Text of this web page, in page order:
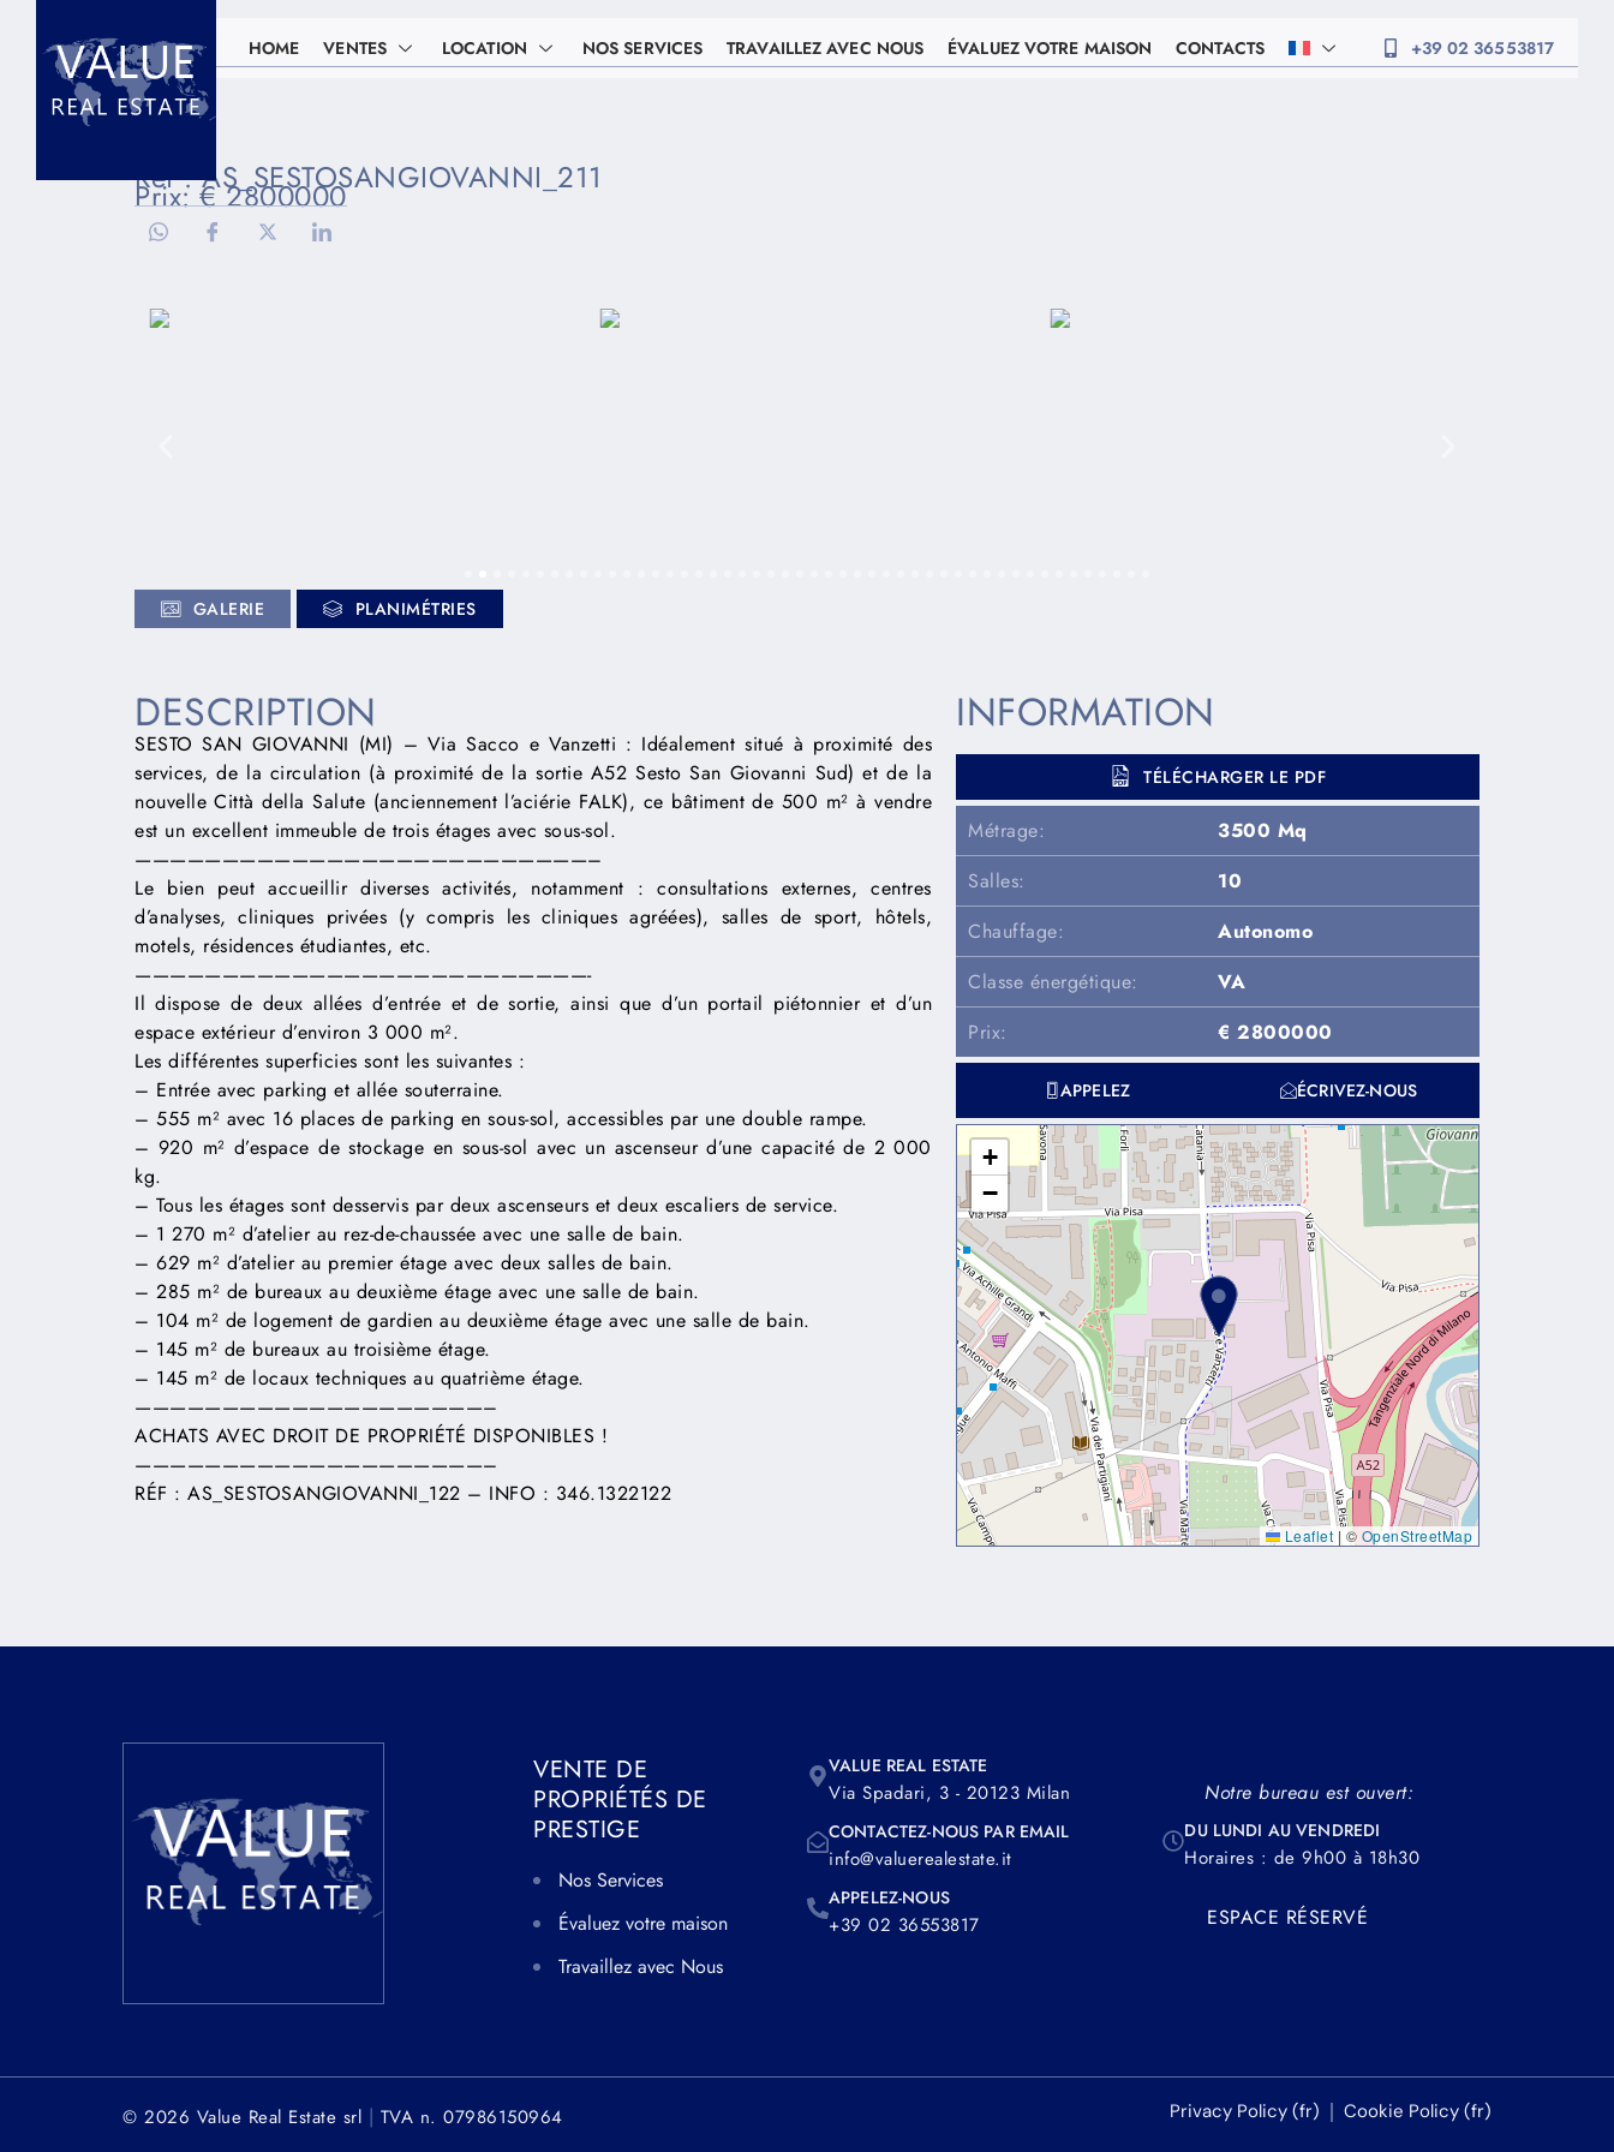
HOME VENTES LOCATION NOS SERVICES TRAVAILLEZ AVEC NOUS ÉVALUEZ VOTRE MAISON CONTACTS +39 02 36553817
Réf : AS_SESTOSANGIOVANNI_211
Prix: € 2800000
GALERIE PLANIMÉTRIES
DESCRIPTION
SESTO SAN GIOVANNI (MI) – Via Sacco e Vanzetti : Idéalement situé à proximité des
services, de la circulation (à proximité de la sortie A52 Sesto San Giovanni Sud) et de la
nouvelle Città della Salute (anciennement l’aciérie FALK), ce bâtiment de 500 m² à vendre
est un excellent immeuble de trois étages avec sous-sol.
——————————————————————————–
Le bien peut accueillir diverses activités, notamment : consultations externes, centres
d’analyses, cliniques privées (y compris les cliniques agréées), salles de sport, hôtels,
motels, résidences étudiantes, etc.
——————————————————————————-
Il dispose de deux allées d’entrée et de sortie, ainsi que d’un portail piétonnier et d’un
espace extérieur d’environ 3 000 m².
Les différentes superficies sont les suivantes :
– Entrée avec parking et allée souterraine.
– 555 m² avec 16 places de parking en sous-sol, accessibles par une double rampe.
– 920 m² d’espace de stockage en sous-sol avec un ascenseur d’une capacité de 2 000
kg.
– Tous les étages sont desservis par deux ascenseurs et deux escaliers de service.
– 1 270 m² d’atelier au rez-de-chaussée avec une salle de bain.
– 629 m² d’atelier au premier étage avec deux salles de bain.
– 285 m² de bureaux au deuxième étage avec une salle de bain.
– 104 m² de logement de gardien au deuxième étage avec une salle de bain.
– 145 m² de bureaux au troisième étage.
– 145 m² de locaux techniques au quatrième étage.
————————————————————–
ACHATS AVEC DROIT DE PROPRIÉTÉ DISPONIBLES !
————————————————————–
RÉF : AS_SESTOSANGIOVANNI_122 – INFO : 346.1322122
INFORMATION
TÉLÉCHARGER LE PDF
Métrage:
3500 Mq
Salles:
10
Chauffage:
Autonomo
Classe énergétique:
VA
Prix:
€ 2800000
APPELEZ ÉCRIVEZ-NOUS
+
−
Leaflet | © OpenStreetMap
VENTE DE
PROPRIÉTÉS DE
PRESTIGE
Nos Services
Évaluez votre maison
Travaillez avec Nous
VALUE REAL ESTATE
Via Spadari, 3 - 20123 Milan
CONTACTEZ-NOUS PAR EMAIL
info@valuerealestate.it
APPELEZ-NOUS
+39 02 36553817
Notre bureau est ouvert:
DU LUNDI AU VENDREDI
Horaires : de 9h00 à 18h30
ESPACE RÉSERVÉ
© 2026 Value Real Estate srl | TVA n. 07986150964 Privacy Policy (fr) Cookie Policy (fr)